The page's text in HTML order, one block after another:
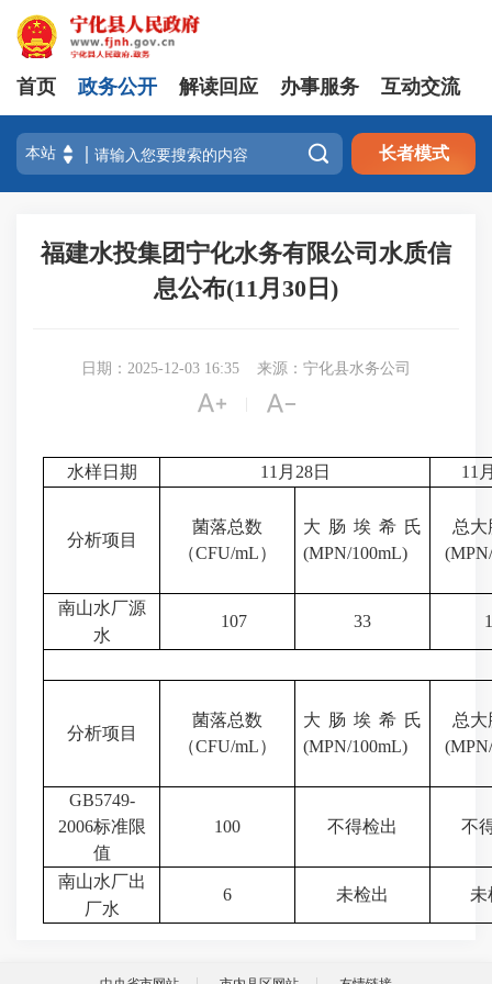
首页 政务公开 解读回应 办事服务 互动交流
 长者模式
福建水投集团宁化水务有限公司水质信
息公布(11月30日)
日期：2025-12-03 16:35 来源：宁化县水务公司
 
水样日期 11月28日 11
分析项目
菌落总数
（CFU/mL）
大肠埃希氏
(MPN/100mL)
总大
南山水厂源
水
107 33
分析项目
菌落总数
（CFU/mL）
大肠埃希氏
(MPN/100mL)
总大
GB5749-
2006标准限
值
100 不得检出 不
南山水厂出
厂水
6 未检出 未